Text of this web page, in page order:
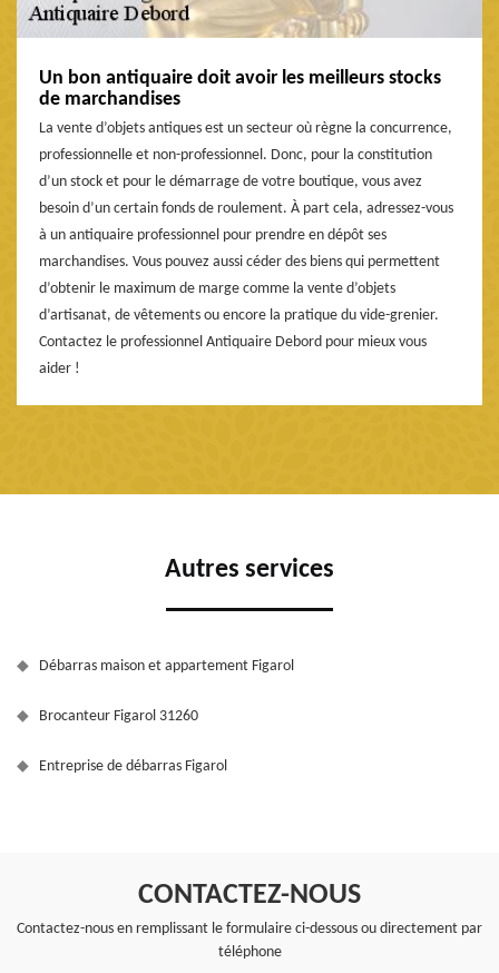
Un bon antiquaire doit avoir les meilleurs stocks
de marchandises
La vente d’objets antiques est un secteur où règne la concurrence,
professionnelle et non-professionnel. Donc, pour la constitution
d’un stock et pour le démarrage de votre boutique, vous avez
besoin d’un certain fonds de roulement. À part cela, adressez-vous
à un antiquaire professionnel pour prendre en dépôt ses
marchandises. Vous pouvez aussi céder des biens qui permettent
d’obtenir le maximum de marge comme la vente d’objets
d’artisanat, de vêtements ou encore la pratique du vide-grenier.
Contactez le professionnel Antiquaire Debord pour mieux vous
aider !
Autres services
Débarras maison et appartement Figarol
Brocanteur Figarol 31260
Entreprise de débarras Figarol
CONTACTEZ-NOUS
Contactez-nous en remplissant le formulaire ci-dessous ou directement par
téléphone